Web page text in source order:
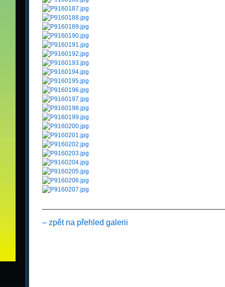
– zpět na přehled galerii